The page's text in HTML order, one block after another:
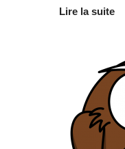
Lire la suite